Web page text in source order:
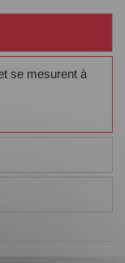
se mesurent à